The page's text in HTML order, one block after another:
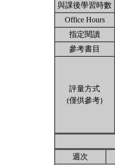
與課後學習時數
Office Hours
指定閱讀
參考書目
評量方式
(僅供參考)
週次